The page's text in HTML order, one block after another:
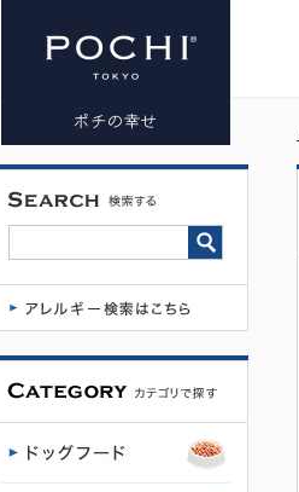
ヒルトンハ
ーブ イミュ
ニティ ゴー
ルド | プレ
ミアムドッ
グフード専